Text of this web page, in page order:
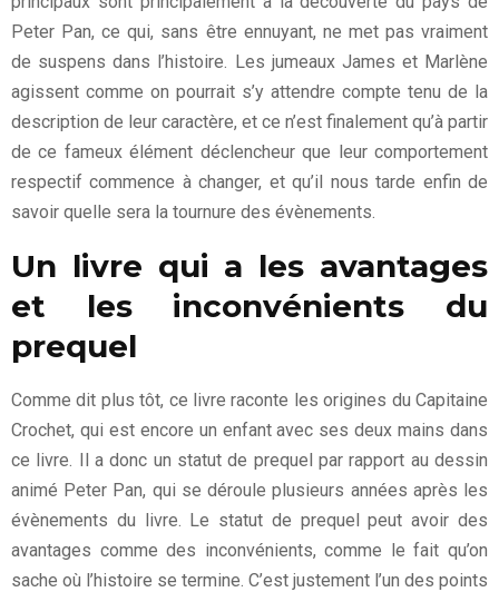
Peter Pan, ce qui, sans être ennuyant, ne met pas vraiment
de suspens dans l’histoire. Les jumeaux James et Marlène
agissent comme on pourrait s’y attendre compte tenu de la
description de leur caractère, et ce n’est finalement qu’à partir
de ce fameux élément déclencheur que leur comportement
respectif commence à changer, et qu’il nous tarde enfin de
savoir quelle sera la tournure des évènements.
Un livre qui a les avantages
et les inconvénients du
prequel
Comme dit plus tôt, ce livre raconte les origines du Capitaine
Crochet, qui est encore un enfant avec ses deux mains dans
ce livre. Il a donc un statut de prequel par rapport au dessin
animé Peter Pan, qui se déroule plusieurs années après les
évènements du livre. Le statut de prequel peut avoir des
avantages comme des inconvénients, comme le fait qu’on
sache où l’histoire se termine. C’est justement l’un des points